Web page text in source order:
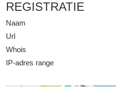
REGISTRATIE
Naam
Url
Whois
IP-adres range